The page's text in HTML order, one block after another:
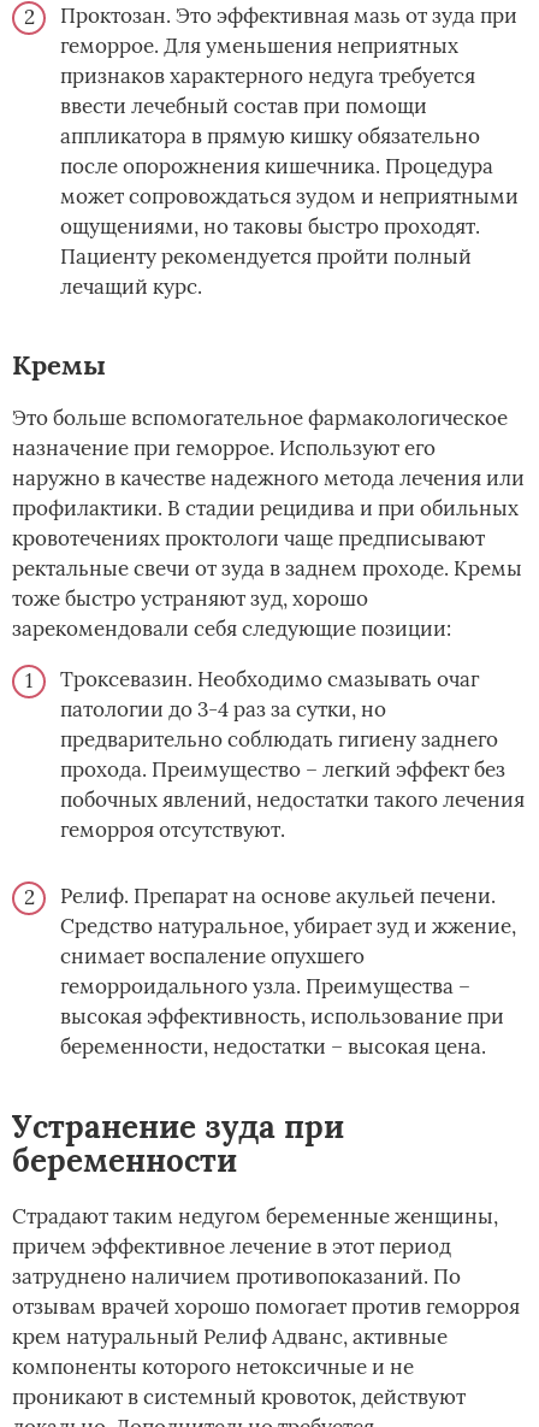
Проктозан. Это эффективная мазь от зуда при
геморрое. Для уменьшения неприятных
признаков характерного недуга требуется
ввести лечебный состав при помощи
аппликатора в прямую кишку обязательно
после опорожнения кишечника. Процедура
может сопровождаться зудом и неприятными
ощущениями, но таковы быстро проходят.
Пациенту рекомендуется пройти полный
лечащий курс.
Кремы
Это больше вспомогательное фармакологическое
назначение при геморрое. Используют его
наружно в качестве надежного метода лечения или
профилактики. В стадии рецидива и при обильных
кровотечениях проктологи чаще предписывают
ректальные свечи от зуда в заднем проходе. Кремы
тоже быстро устраняют зуд, хорошо
зарекомендовали себя следующие позиции:
Троксевазин. Необходимо смазывать очаг
патологии до 3-4 раз за сутки, но
предварительно соблюдать гигиену заднего
прохода. Преимущество – легкий эффект без
побочных явлений, недостатки такого лечения
геморроя отсутствуют.
Релиф. Препарат на основе акульей печени.
Средство натуральное, убирает зуд и жжение,
снимает воспаление опухшего
геморроидального узла. Преимущества –
высокая эффективность, использование при
беременности, недостатки – высокая цена.
Устранение зуда при
беременности
Страдают таким недугом беременные женщины,
причем эффективное лечение в этот период
затруднено наличием противопоказаний. По
отзывам врачей хорошо помогает против геморроя
крем натуральный Релиф Адванс, активные
компоненты которого нетоксичные и не
проникают в системный кровоток, действуют